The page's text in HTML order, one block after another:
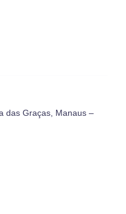
das Graças, Manaus –